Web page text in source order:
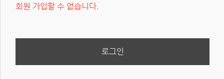
회원 가입할 수 없습니다.
로그인